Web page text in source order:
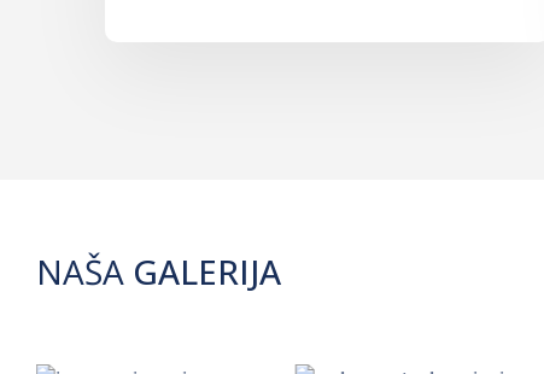
NAŠA GALERIJA